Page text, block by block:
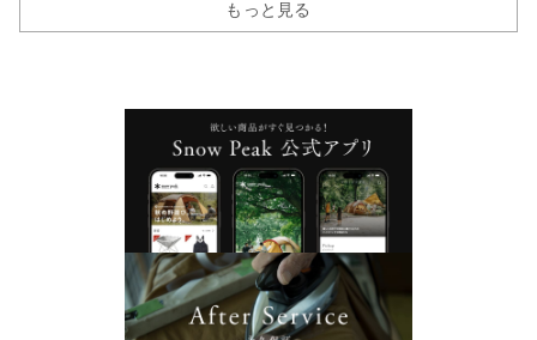
もっと見る